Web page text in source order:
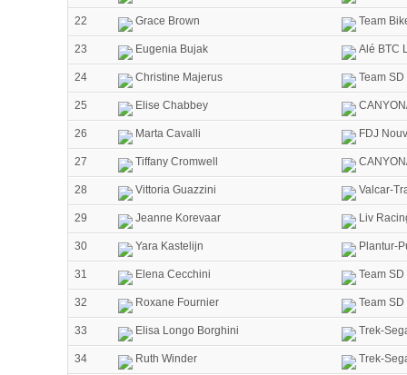
22 Grace Brown Team
23 Eugenia Bujak Alé BTC
24 Christine Majerus Team SD
25 Elise Chabbey
26 Marta Cavalli FDJ
27 Tiffany Cromwell
28 Vittoria Guazzini Valcar-
29 Jeanne Korevaar Liv
30 Yara Kastelijn Plantur-
31 Elena Cecchini Team SD
32 Roxane Fournier Team SD
33 Elisa Longo Borghini Trek-
34 Ruth Winder Trek-